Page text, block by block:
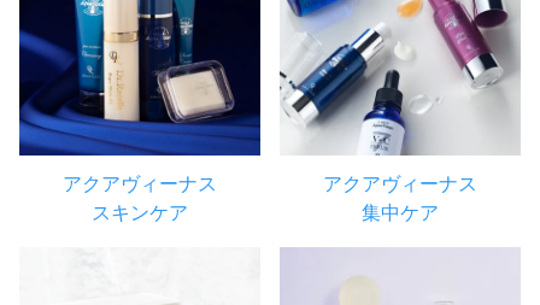
アクアヴィーナス
スキンケア
アクアヴィーナス
集中ケア